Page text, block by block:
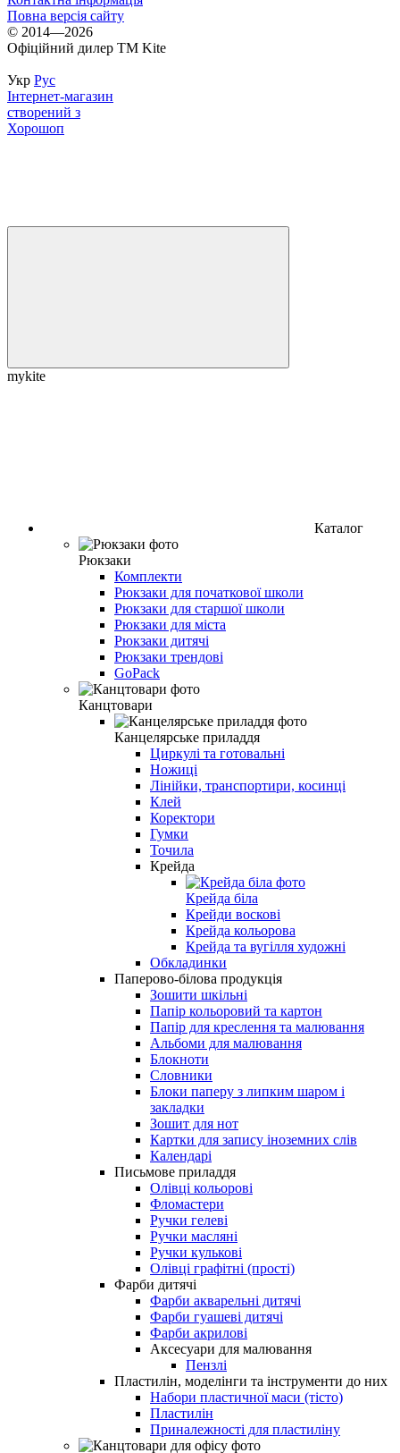
Повна версія сайту
© 2014—2026
Офіційний дилер ТМ Kite
Укр Рус
Інтернет-магазин
створений з
Хорошоп
mykite
Каталог
Рюкзаки
Комплекти
Рюкзаки для початкової школи
Рюкзаки для старшої школи
Рюкзаки для міста
Рюкзаки дитячі
Рюкзаки трендові
GoPack
Канцтовари
Канцелярське приладдя
Циркулі та готовальні
Ножиці
Лінійки, транспортири, косинці
Клей
Коректори
Гумки
Точила
Крейда
Крейда біла
Крейди воскові
Крейда кольорова
Крейда та вугілля художні
Обкладинки
Паперово-білова продукція
Зошити шкільні
Папір кольоровий та картон
Папір для креслення та малювання
Альбоми для малювання
Блокноти
Словники
Блоки паперу з липким шаром і
закладки
Зошит для нот
Картки для запису іноземних слів
Календарі
Письмове приладдя
Олівці кольорові
Фломастери
Ручки гелеві
Ручки масляні
Ручки кулькові
Олівці графітні (прості)
Фарби дитячі
Фарби акварельні дитячі
Фарби гуашеві дитячі
Фарби акрилові
Аксесуари для малювання
Пензлі
Пластилін, моделінги та інструменти до них
Набори пластичної маси (тісто)
Пластилін
Приналежності для пластиліну